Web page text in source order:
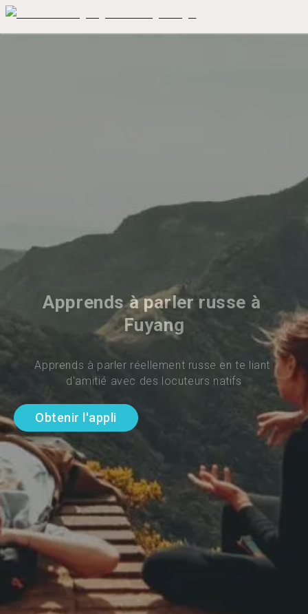
Apprends à parler russe à
Fuyang
Apprends à parler réellement russe en te liant
d'amitié avec des locuteurs natifs
Obtenir l'appli